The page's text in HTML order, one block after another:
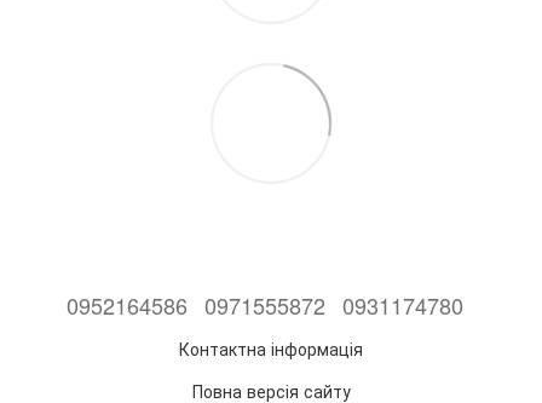
0952164586 0971555872 0931174780
Контактна інформація
Повна версія сайту